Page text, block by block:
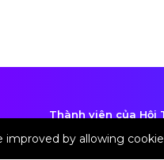
Thành viên của Hội
* Ghi rõ nguồn khi
improved by allowing